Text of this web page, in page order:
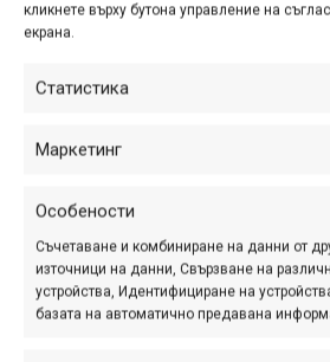
кликнете върху бутона управление на
екрана.
Статистика
Маркетинг
Особености
Съчетаване и комбиниране на данни от
източници на данни, Свързване на
устройства, Идентифициране на
базата на автоматично предавана
В категорията на 10–12 годишните,
Ивелин Александров от Riders